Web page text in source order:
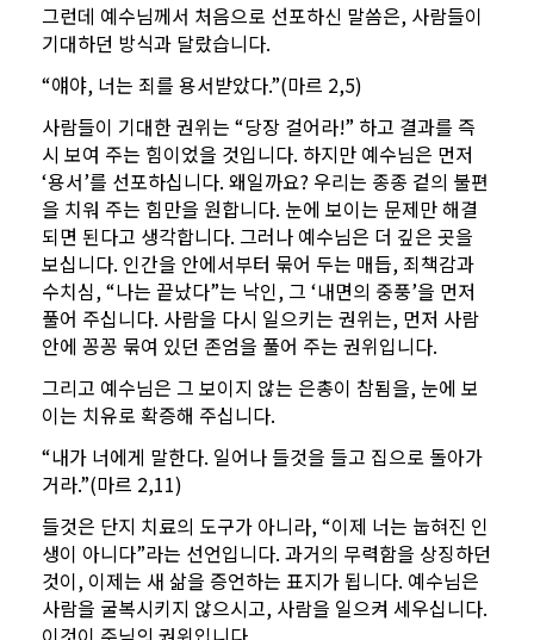
그런데 예수님께서 처음으로 선포하신 말씀은, 사람들이
기대하던 방식과 달랐습니다.
“얘야, 너는 죄를 용서받았다.”(마르 2,5)
사람들이 기대한 권위는 “당장 걸어라!” 하고 결과를 즉
시 보여 주는 힘이었을 것입니다. 하지만 예수님은 먼저
‘용서’를 선포하십니다. 왜일까요? 우리는 종종 겉의 불편
을 치워 주는 힘만을 원합니다. 눈에 보이는 문제만 해결
되면 된다고 생각합니다. 그러나 예수님은 더 깊은 곳을
보십니다. 인간을 안에서부터 묶어 두는 매듭, 죄책감과
수치심, “나는 끝났다”는 낙인, 그 ‘내면의 중풍’을 먼저
풀어 주십니다. 사람을 다시 일으키는 권위는, 먼저 사람
안에 꽁꽁 묶여 있던 존엄을 풀어 주는 권위입니다.
그리고 예수님은 그 보이지 않는 은총이 참됨을, 눈에 보
이는 치유로 확증해 주십니다.
“내가 너에게 말한다. 일어나 들것을 들고 집으로 돌아가
거라.”(마르 2,11)
들것은 단지 치료의 도구가 아니라, “이제 너는 눕혀진 인
생이 아니다”라는 선언입니다. 과거의 무력함을 상징하던
것이, 이제는 새 삶을 증언하는 표지가 됩니다. 예수님은
사람을 굴복시키지 않으시고, 사람을 일으켜 세우십니다.